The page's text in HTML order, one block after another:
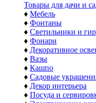
Товары для дачи и
♦ Мебель
♦ Фонтаны
♦ Светильники и
♦ Фонари
♦ Декоративное
♦ Вазы
♦ Кашпо
♦ Садовые
♦ Декор интерьера
♦ Посуда и